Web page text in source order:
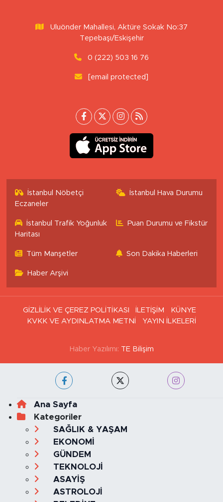
Uluönder Mahallesi, Aktüre Sokak No:37
Tepebaşı/Eskişehir
0 (222) 503 16 76
[email protected]
İstanbul Nöbetçi
Eczaneler
İstanbul Hava Durumu
İstanbul Trafik Yoğunluk
Haritası
Puan Durumu ve Fikstür
Tüm Manşetler Son Dakika Haberleri
Haber Arşivi
GİZLİLİK VE ÇEREZ POLİTİKASI İLETİŞİM
KÜNYE
KVKK VE AYDINLATMA METNİ
YAYIN İLKELERİ
Haber Yazılımı: TE Bilişim
Ana Sayfa
Kategoriler
SAĞLIK & YAŞAM
EKONOMİ
GÜNDEM
TEKNOLOJİ
ASAYİŞ
ASTROLOJİ